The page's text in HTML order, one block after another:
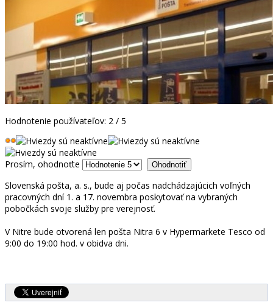
Hodnotenie používateľov: 2 / 5
Prosím, ohodnoťte
Slovenská pošta, a. s., bude aj počas nadchádzajúcich voľných
pracovných dní 1. a 17. novembra poskytovať na vybraných
pobočkách svoje služby pre verejnosť.
V Nitre bude otvorená len pošta Nitra 6 v Hypermarkete Tesco od
9:00 do 19:00 hod. v obidva dni.